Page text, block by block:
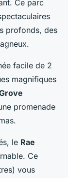
Ce parc
profonds, des
facile de 2
magnifiques
promenade
le Rae
Ce
vous